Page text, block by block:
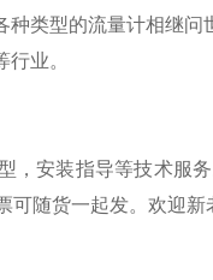
类型的流量计相继
业。
，安装指导等技术服
随货一起发。欢迎新